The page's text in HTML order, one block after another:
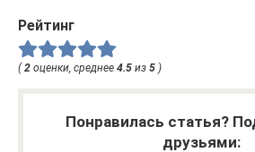
Рейтинг
(2 оценки, среднее 4.5 из 5 )
Понравилась статья?
друзьями: